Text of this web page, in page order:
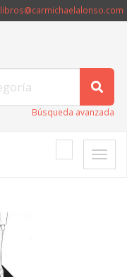
libros@carmichaelalonso.com
Búsqueda avanzada
Toggle